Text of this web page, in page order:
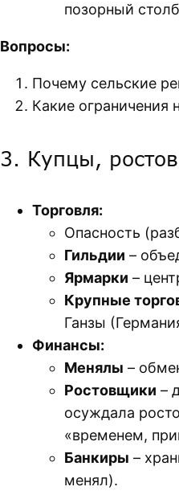
позорный
Вопросы:
Почему сельские
Какие ограничения
3. Купцы,
Торговля:
Опасность
Гильдии –
Ярмарки –
Крупные
Ганзы
Финансы:
Менялы –
Ростовщики –
осуждала
«временем,
Банкиры –
менял).